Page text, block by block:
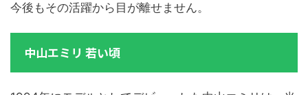
今後もその活躍から目が離せません。
中山エミリ 若い頃